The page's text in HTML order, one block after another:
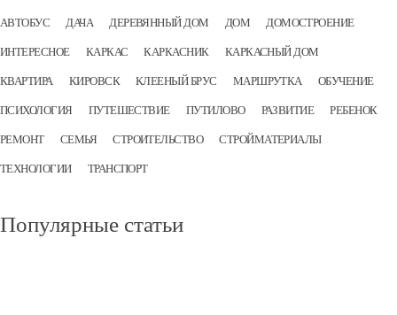
АВТОБУС ДАЧА ДЕРЕВЯННЫЙ ДОМ ДОМ ДОМОСТРОЕНИЕ
ИНТЕРЕСНОЕ КАРКАС КАРКАСНИК КАРКАСНЫЙ ДОМ
КВАРТИРА КИРОВСК КЛЕЕНЫЙ БРУС МАРШРУТКА ОБУЧЕНИЕ
ПСИХОЛОГИЯ ПУТЕШЕСТВИЕ ПУТИЛОВО РАЗВИТИЕ РЕБЕНОК
РЕМОНТ СЕМЬЯ СТРОИТЕЛЬСТВО СТРОЙМАТЕРИАЛЫ
ТЕХНОЛОГИИ ТРАНСПОРТ
Популярные статьи